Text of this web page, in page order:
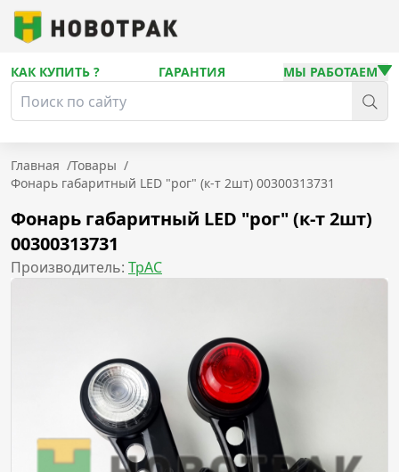
КАК КУПИТЬ ? ГАРАНТИЯ МЫ РАБОТАЕМ
Главная /Товары /
Фонарь габаритный LED "рог" (к-т 2шт) 00300313731
Фонарь габаритный LED "рог" (к-т 2шт)
00300313731
Производитель: ТрАС